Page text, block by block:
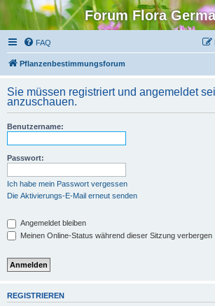
Forum Flora
FAQ
Pflanzenbestimmungsforum
Sie müssen registriert und angemeldet
anzuschauen.
Benutzername:
Passwort:
Ich habe mein Passwort vergessen
Die Aktivierungs-E-Mail erneut senden
Angemeldet bleiben
Meinen Online-Status während dieser Sitzung verbergen
REGISTRIEREN